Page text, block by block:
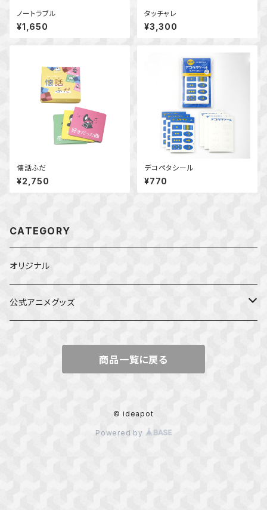
ノートラブル
¥1,650
タッチャレ
¥3,300
懐話ふだ
¥2,750
デコペタシール
¥770
CATEGORY
オリジナル
公式アニメグッズ
ダンジョンの中のひと
商品一覧に戻る
© ideapot
Powered by